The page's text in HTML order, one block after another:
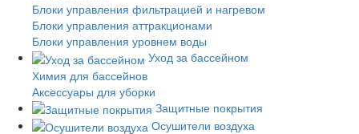
Блоки управления фильтрацией и нагревом
Блоки управления аттракционами
Блоки управления уровнем воды
Уход за бассейном
Химия для бассейнов
Аксессуары для уборки
Защитные покрытия
Осушители воздуха